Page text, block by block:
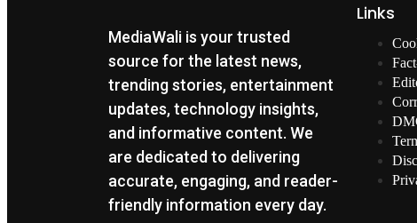
MediaWali is your trusted
source for the latest news,
trending stories, entertainment
updates, technology insights,
and informative content. We
are dedicated to delivering
accurate, engaging, and reader-
friendly information every day.
Links